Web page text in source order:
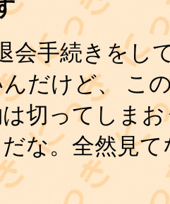
会手続きをし
だけど、 こ
切ってしま
な。全然見